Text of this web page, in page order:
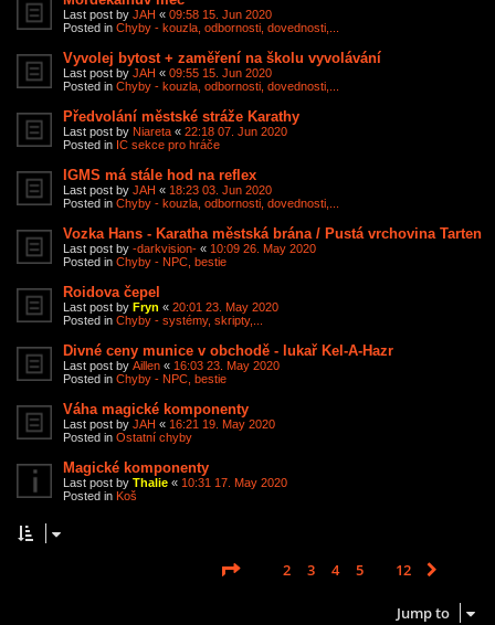
Last post by JAH « 09:58 15. Jun 2020
Posted in Chyby - kouzla, odbornosti, dovednosti,...
Vyvolej bytost + zaměření na školu vyvolávání
Last post by JAH « 09:55 15. Jun 2020
Posted in Chyby - kouzla, odbornosti, dovednosti,...
Předvolání městské stráže Karathy
Last post by Niareta « 22:18 07. Jun 2020
Posted in IC sekce pro hráče
IGMS má stále hod na reflex
Last post by JAH « 18:23 03. Jun 2020
Posted in Chyby - kouzla, odbornosti, dovednosti,...
Vozka Hans - Karatha městská brána / Pustá vrchovina Tarten
Last post by -darkvision- « 10:09 26. May 2020
Posted in Chyby - NPC, bestie
Roidova čepel
Last post by Fryn « 20:01 23. May 2020
Posted in Chyby - systémy, skripty,...
Divné ceny munice v obchodě - lukař Kel-A-Hazr
Last post by Aillen « 16:03 23. May 2020
Posted in Chyby - NPC, bestie
Váha magické komponenty
Last post by JAH « 16:21 19. May 2020
Posted in Ostatní chyby
Magické komponenty
Last post by Thalie « 10:31 17. May 2020
Posted in Koš
Page 1of 12
2 3 4 5 12
Jump to